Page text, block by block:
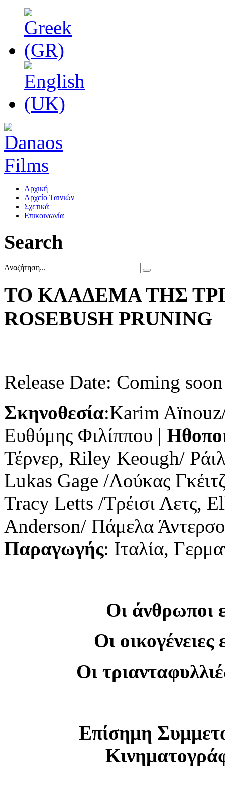
Αρχική
Αρχείο Ταινιών
Σχετικά
Επικοινωνία
Search
Αναζήτηση...
ΤΟ ΚΛΑΔΕΜΑ ΤΗΣ
ROSEBUSH PRUNING
Release Date: Coming soon
Σκηνοθεσία:Karim
Ευθύμης Φιλίππου |
Τέρνερ, Riley Keough/
Lukas Gage /Λούκας
Tracy Letts /Τρέισι Λετς,
Anderson/ Πάμελα
Παραγωγής: Ιταλία,
Οι άνθρωποι
Οι οικογένειες
Οι
Επίσημη